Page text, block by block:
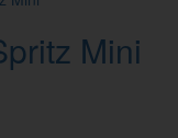
Mini